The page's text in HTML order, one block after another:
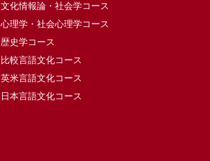
文化情報論・社会学コース
心理学・社会心理学コース
歴史学コース
比較言語文化コース
英米言語文化コース
日本言語文化コース